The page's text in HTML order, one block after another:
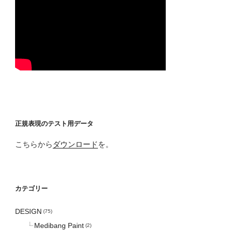
正規表現のテスト用データ
こちらから ダウンロード を。
カテゴリー
DESIGN (75)
Medibang Paint (2)